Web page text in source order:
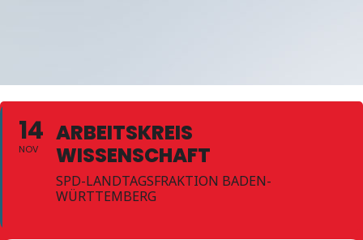
14
NOV
ARBEITSKREIS
WISSENSCHAFT
SPD-LANDTAGSFRAKTION BADEN-
WÜRTTEMBERG